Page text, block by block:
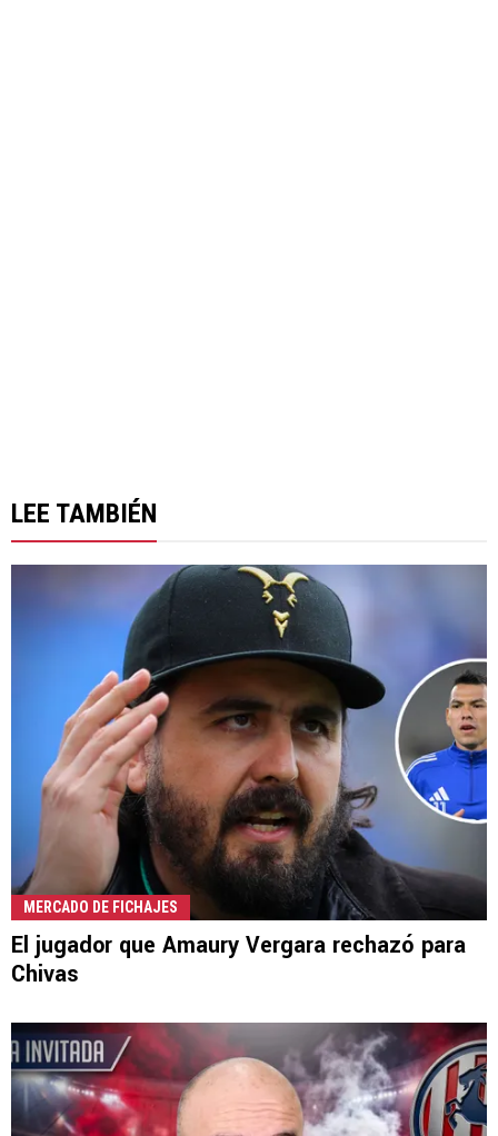
LEE TAMBIÉN
MERCADO DE FICHAJES
El jugador que Amaury Vergara rechazó para
Chivas